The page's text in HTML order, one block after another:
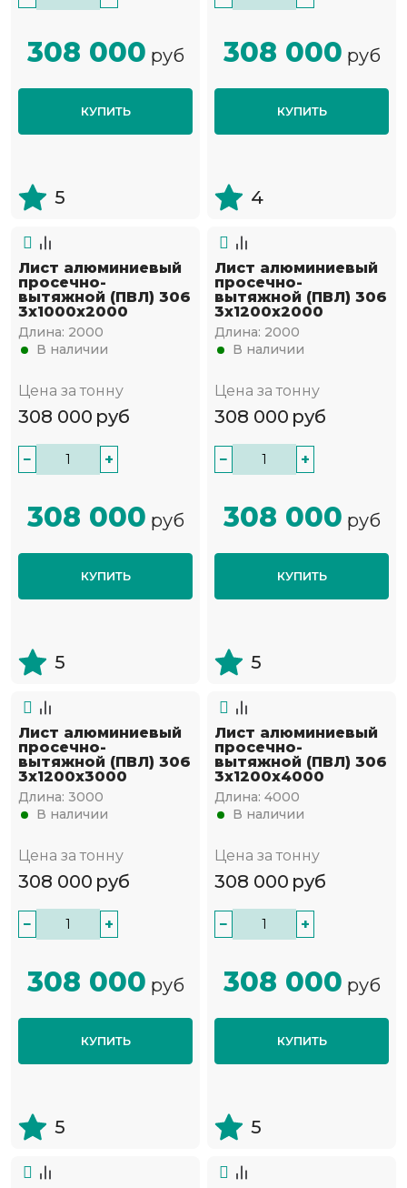
308 000 руб
КУПИТЬ
5
308 000 руб
КУПИТЬ
4
Лист алюминиевый
просечно-
вытяжной (ПВЛ) 306
3х1000х2000
Длина: 2000
В наличии
Цена за тонну
308 000 руб
− +
308 000 руб
КУПИТЬ
5
Лист алюминиевый
просечно-
вытяжной (ПВЛ) 306
3х1200х2000
Длина: 2000
В наличии
Цена за тонну
308 000 руб
− +
308 000 руб
КУПИТЬ
5
Лист алюминиевый
просечно-
вытяжной (ПВЛ) 306
3х1200х3000
Длина: 3000
В наличии
Цена за тонну
308 000 руб
− +
308 000 руб
КУПИТЬ
5
Лист алюминиевый
просечно-
вытяжной (ПВЛ) 306
3х1200х4000
Длина: 4000
В наличии
Цена за тонну
308 000 руб
− +
308 000 руб
КУПИТЬ
5